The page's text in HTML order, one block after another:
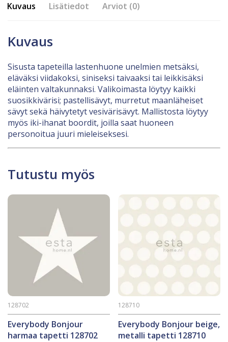
Kuvaus Lisätiedot Arviot (0)
Kuvaus
Sisusta tapeteilla lastenhuone unelmien metsäksi,
eläväksi viidakoksi, siniseksi taivaaksi tai leikkisäksi
eläinten valtakunnaksi. Valikoimasta löytyy kaikki
suosikkivärisi; pastellisävyt, murretut maanläheiset
sävyt sekä häivytetyt vesivärisävyt. Mallistosta löytyy
myös iki-ihanat boordit, joilla saat huoneen
personoitua juuri mieleiseksesi.
Tutustu myös
Everybody Bonjour
harmaa tapetti 128702
128702
Everybody Bonjour beige,
metalli tapetti 128710
128710